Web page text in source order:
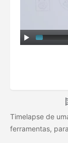
Timelapse de
ferramentas,